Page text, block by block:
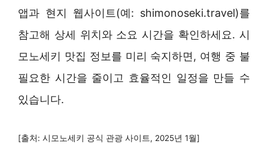
앱과 현지 웹사이트(예: shimonoseki.travel)를
참고해 상세 위치와 소요 시간을 확인하세요. 시
모노세키 맛집 정보를 미리 숙지하면, 여행 중 불
필요한 시간을 줄이고 효율적인 일정을 만들 수
있습니다.
[출처: 시모노세키 공식 관광 사이트, 2025년 1월]